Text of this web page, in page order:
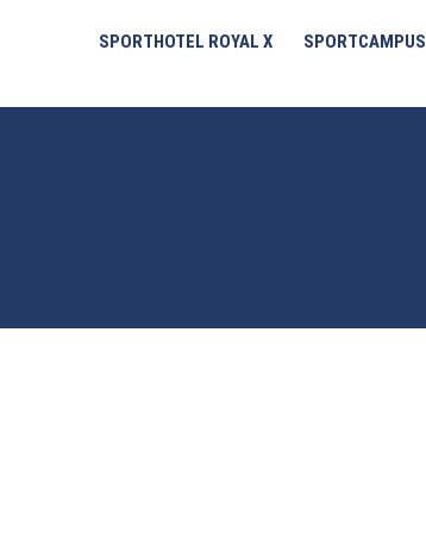
SPORTHOTEL ROYAL X SPORTCAMPUS